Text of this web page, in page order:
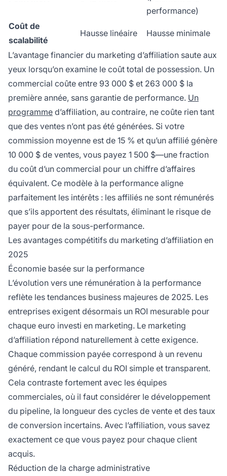
performance)
Coût de
scalabilité
Hausse linéaire Hausse minimale
L’avantage financier du marketing d’affiliation saute aux
yeux lorsqu’on examine le coût total de possession. Un
commercial coûte entre 93 000 $ et 263 000 $ la
première année, sans garantie de performance. Un
programme d’affiliation, au contraire, ne coûte rien tant
que des ventes n’ont pas été générées. Si votre
commission moyenne est de 15 % et qu’un affilié génère
10 000 $ de ventes, vous payez 1 500 $—une fraction
du coût d’un commercial pour un chiffre d’affaires
équivalent. Ce modèle à la performance aligne
parfaitement les intérêts : les affiliés ne sont rémunérés
que s’ils apportent des résultats, éliminant le risque de
payer pour de la sous-performance.
Les avantages compétitifs du marketing d’affiliation en
2025
Économie basée sur la performance
L’évolution vers une rémunération à la performance
reflète les tendances business majeures de 2025. Les
entreprises exigent désormais un ROI mesurable pour
chaque euro investi en marketing. Le marketing
d’affiliation répond naturellement à cette exigence.
Chaque commission payée correspond à un revenu
généré, rendant le calcul du ROI simple et transparent.
Cela contraste fortement avec les équipes
commerciales, où il faut considérer le développement
du pipeline, la longueur des cycles de vente et des taux
de conversion incertains. Avec l’affiliation, vous savez
exactement ce que vous payez pour chaque client
acquis.
Réduction de la charge administrative